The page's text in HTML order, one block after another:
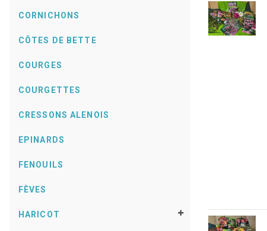
CORNICHONS
CÔTES DE BETTE
COURGES
COURGETTES
CRESSONS ALENOIS
EPINARDS
FENOUILS
FÈVES
HARICOT